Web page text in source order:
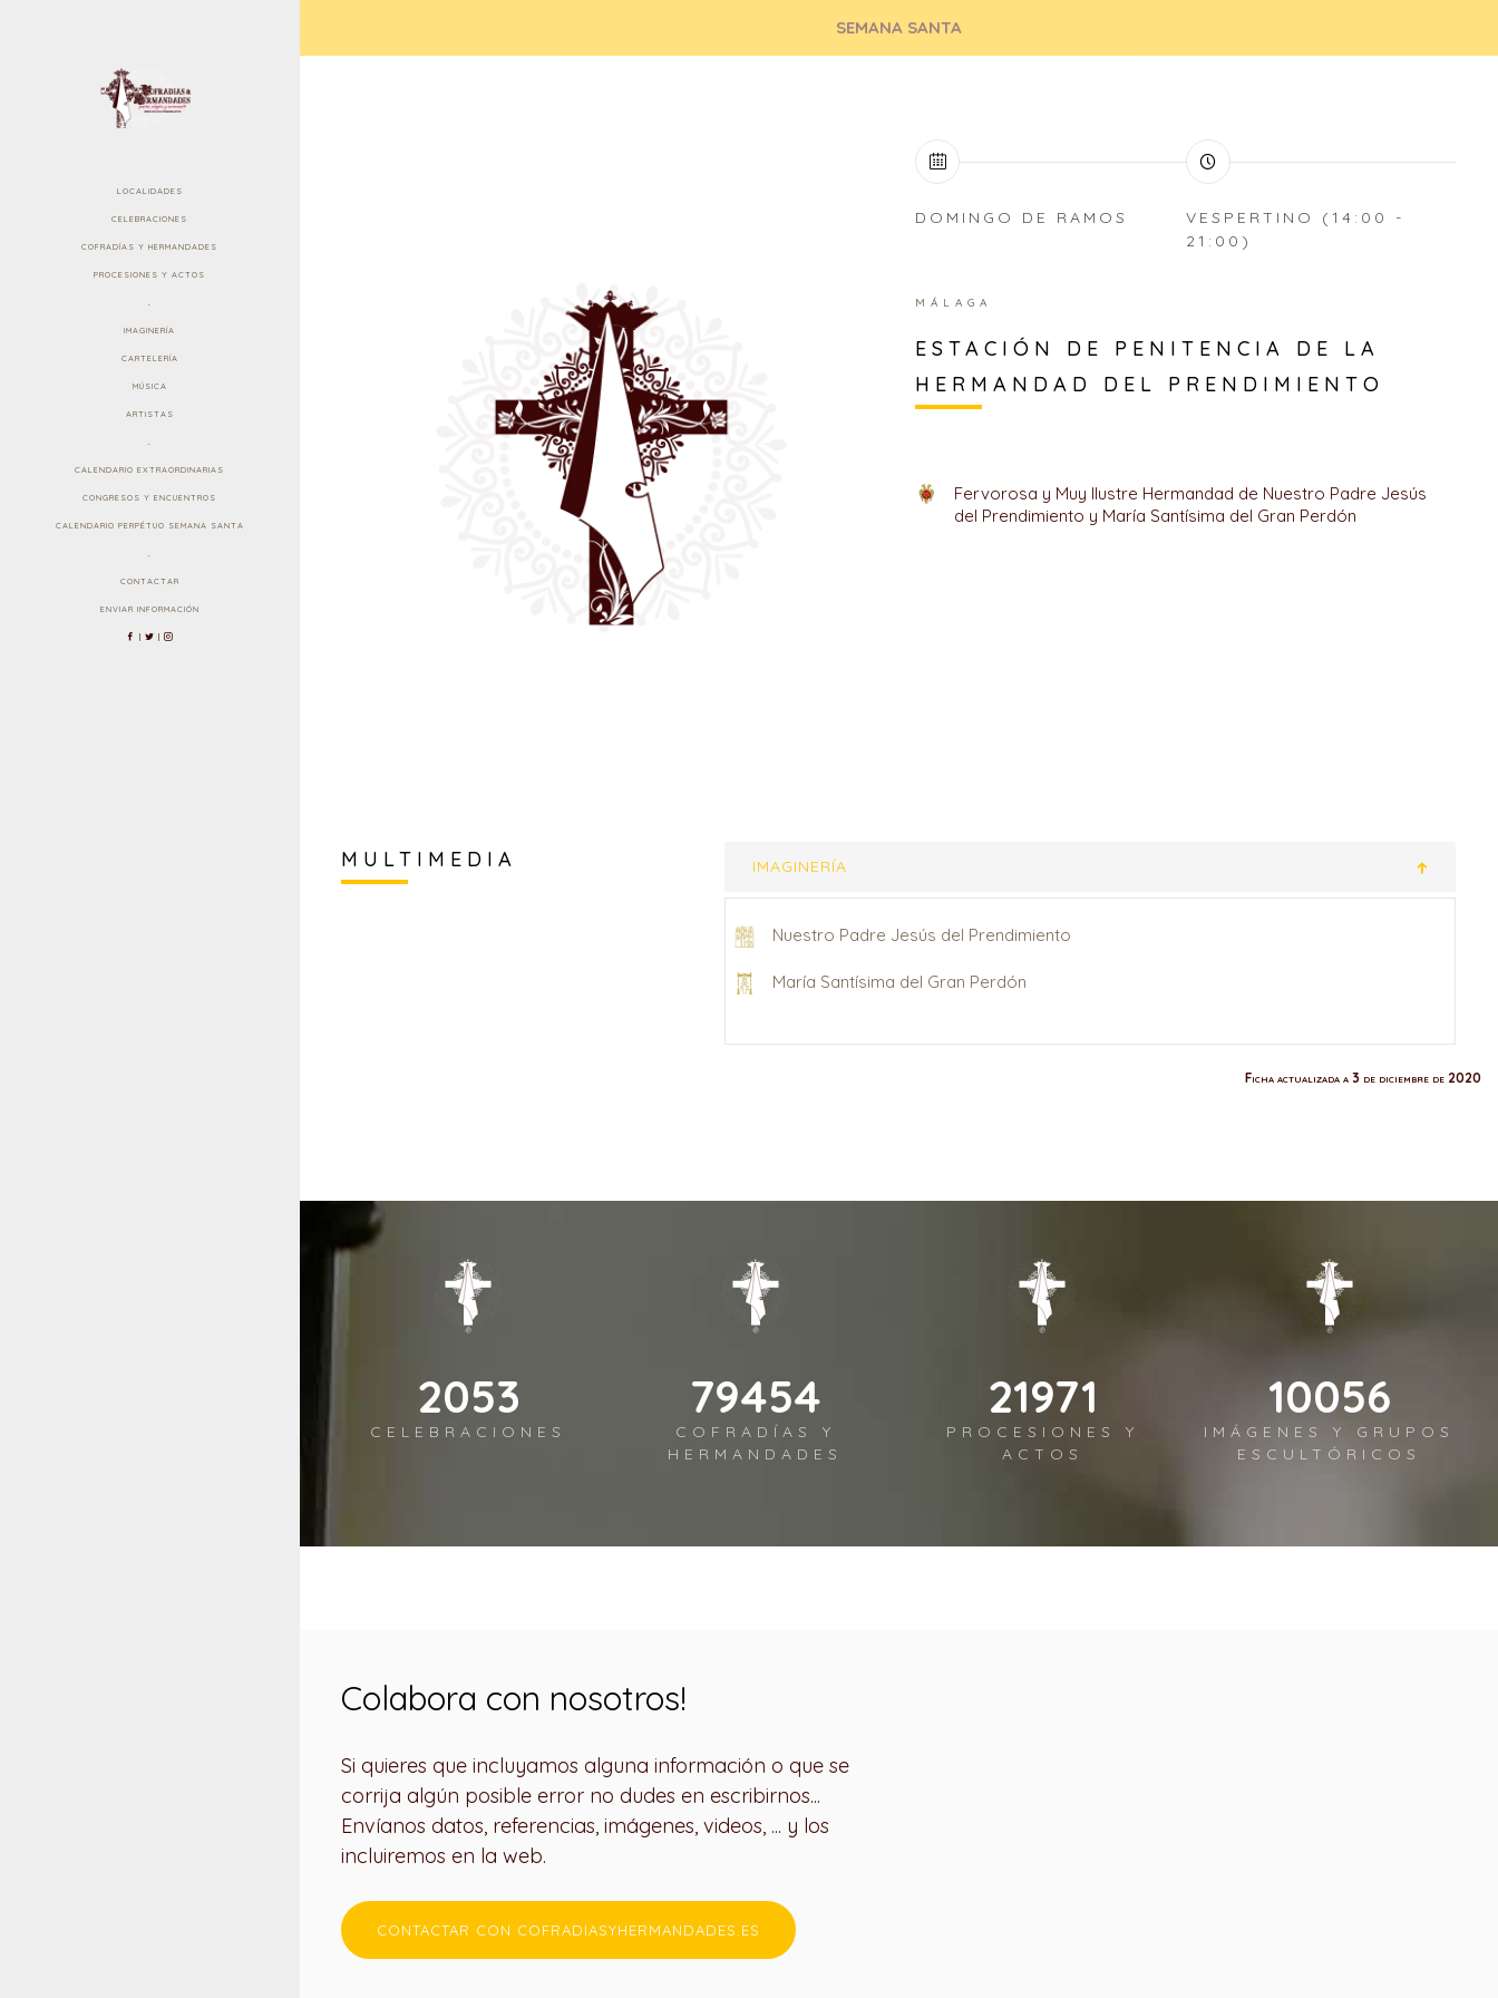
LOCALIDADES
CELEBRACIONES
COFRADÍAS Y HERMANDADES
PROCESIONES Y ACTOS
.
IMAGINERÍA
CARTELERÍA
MÚSICA
ARTISTAS
.
CALENDARIO EXTRAORDINARIAS
CONGRESOS Y ENCUENTROS
CALENDARIO PERPÉTUO SEMANA SANTA
.
CONTACTAR
ENVIAR INFORMACIÓN
| |
SEMANA SANTA
DOMINGO DE RAMOS
VESPERTINO (14:00 -
21:00)
MÁLAGA
ESTACIÓN DE PENITENCIA DE LA
HERMANDAD DEL PRENDIMIENTO
Fervorosa y Muy Ilustre Hermandad de Nuestro Padre Jesús
del Prendimiento y María Santísima del Gran Perdón
MULTIMEDIA IMAGINERÍA
Nuestro Padre Jesús del Prendimiento
María Santísima del Gran Perdón
Ficha actualizada a 3 de diciembre de 2020
2443
CELEBRACIONES
94589
COFRADÍAS Y
HERMANDADES
26156
PROCESIONES Y
ACTOS
11972
IMÁGENES Y GRUPOS
ESCULTÓRICOS
Colabora con nosotros!
Si quieres que incluyamos alguna información o que se
corrija algún posible error no dudes en escribirnos...
Envíanos datos, referencias, imágenes, videos, ... y los
incluiremos en la web.
CONTACTAR CON COFRADIASYHERMANDADES.ES